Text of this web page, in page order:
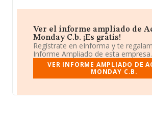
Ver el informe ampliado de
Monday C.b. ¡Es gratis!
Regístrate en eInforma y te
Informe Ampliado de esta empresa.
VER INFORME AMPLIADO DE
MONDAY C.B.